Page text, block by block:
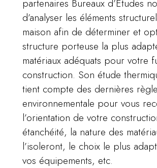
partenaires Bureaux d’Etudes
d’analyser les éléments
maison afin de déterminer et
structure porteuse la plus
matériaux adéquats pour votre
construction. Son étude
tient compte des dernières
environnementale pour vous
l’orientation de votre
étanchéité, la nature des
l’isoleront, le choix le plus
vos équipements, etc.